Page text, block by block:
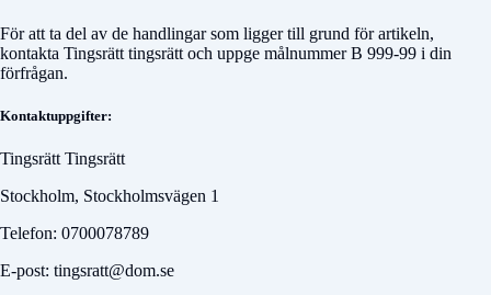
För att ta del av de handlingar som ligger till grund för artikeln,
kontakta Tingsrätt tingsrätt och uppge målnummerB 999-99 i din
förfrågan.
Kontaktuppgifter:
Tingsrätt Tingsrätt
Stockholm, Stockholmsvägen 1
Telefon: 0700078789
E-post: tingsratt@dom.se